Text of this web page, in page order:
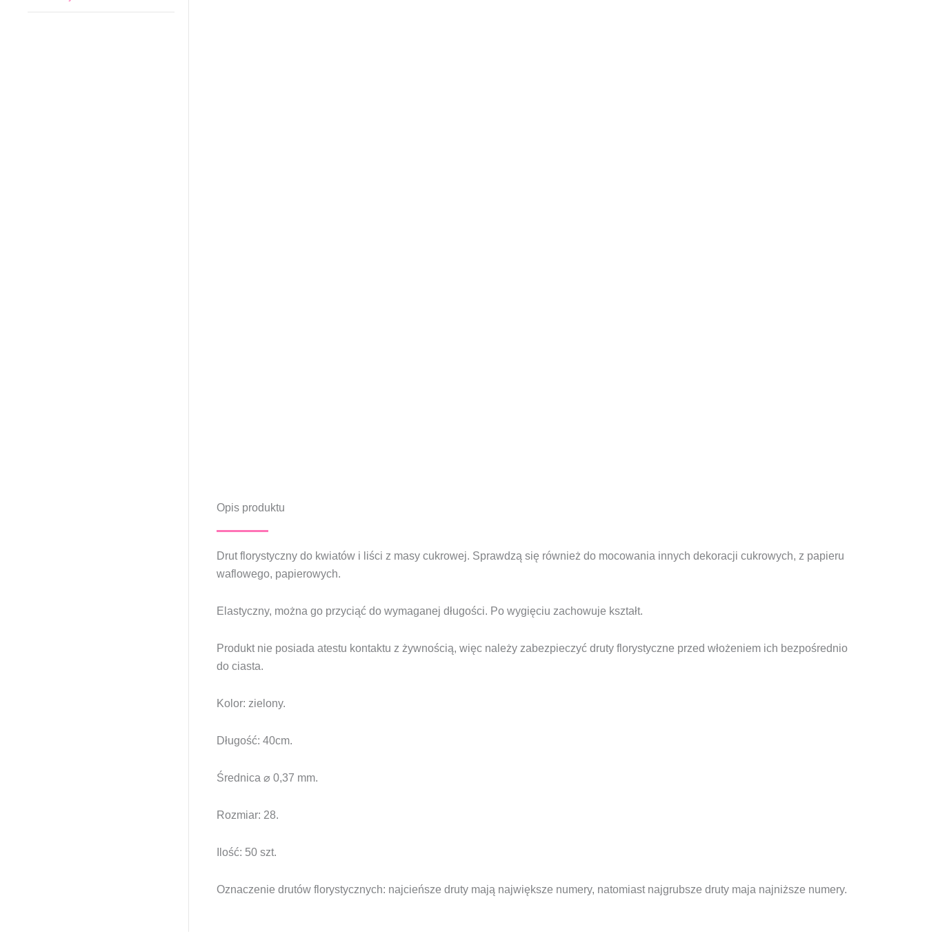
Opis produktu
Drut florystyczny do kwiatów i liści z masy cukrowej. Sprawdzą się również do mocowania innych dekoracji cukrowych, z papieru
waflowego, papierowych.
Elastyczny, można go przyciąć do wymaganej długości. Po wygięciu zachowuje kształt.
Produkt nie posiada atestu kontaktu z żywnością, więc należy zabezpieczyć druty florystyczne przed włożeniem ich bezpośrednio
do ciasta.
Kolor: zielony.
Długość: 40cm.
Średnica ⌀ 0,37 mm.
Rozmiar: 28.
Ilość: 50 szt.
Oznaczenie drutów florystycznych: najcieńsze druty mają największe numery, natomiast najgrubsze druty maja najniższe numery.